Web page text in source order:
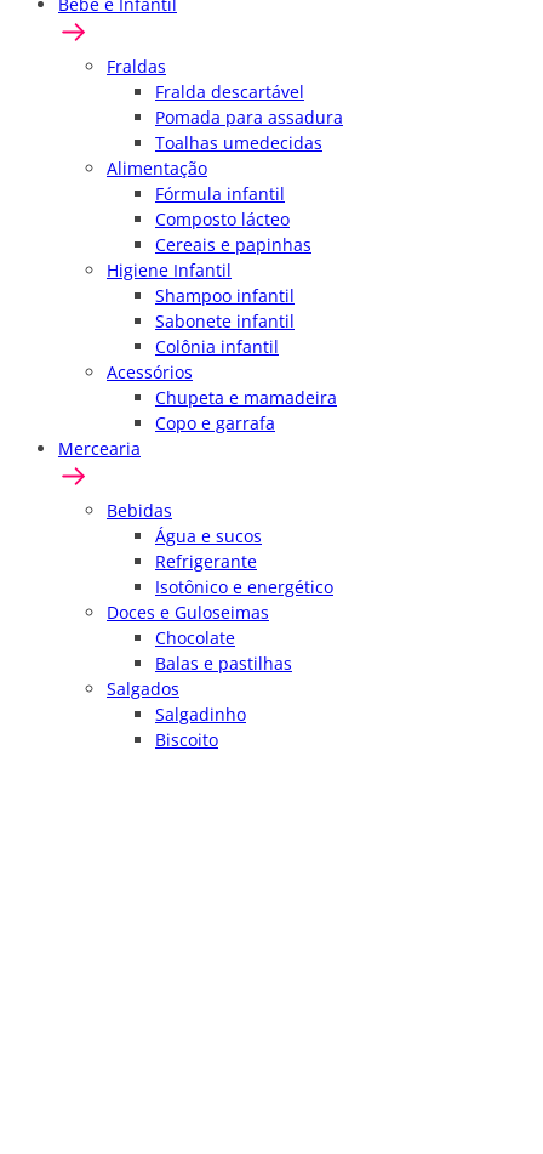
Fraldas
Fralda descartável
Pomada para assadura
Toalhas umedecidas
Alimentação
Fórmula infantil
Composto lácteo
Cereais e papinhas
Higiene Infantil
Shampoo infantil
Sabonete infantil
Colônia infantil
Acessórios
Chupeta e mamadeira
Copo e garrafa
Mercearia
Bebidas
Água e sucos
Refrigerante
Isotônico e energético
Doces e Guloseimas
Chocolate
Balas e pastilhas
Salgados
Salgadinho
Biscoito